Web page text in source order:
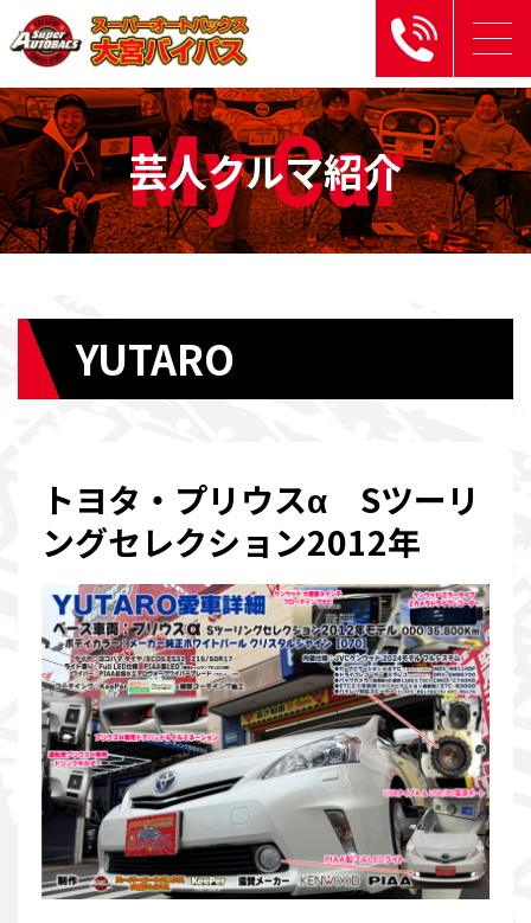
My Car
芸人クルマ紹介
YUTARO
トヨタ・プリウスα Sツーリ
ングセレクション2012年